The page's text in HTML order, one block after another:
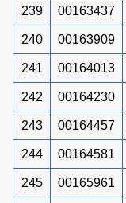
239 00163437
240 00163909
241 00164013
242 00164230
243 00164457
244 00164581
245 00165961